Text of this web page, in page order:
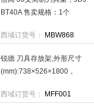
BT40A 售卖规格：1个
西域订货号： MBW868
锐德 刀具存放架,外形尺寸
(mm):738×526×1800，
西域订货号：
MFF001